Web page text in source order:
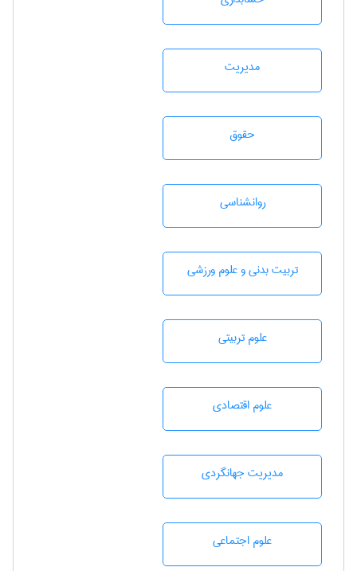
مديريت
حقوق
روانشناسی
تربيت بدنی و علوم ورزشی
علوم تربيتی
علوم اقتصادی
مديريت جهانگردی
علوم اجتماعی